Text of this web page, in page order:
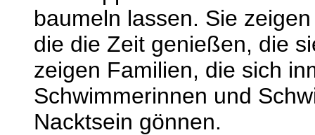
baumeln lassen. Sie
die die Zeit genießen, die
zeigen Familien, die sich
Schwimmerinnen und
Nacktsein gönnen.